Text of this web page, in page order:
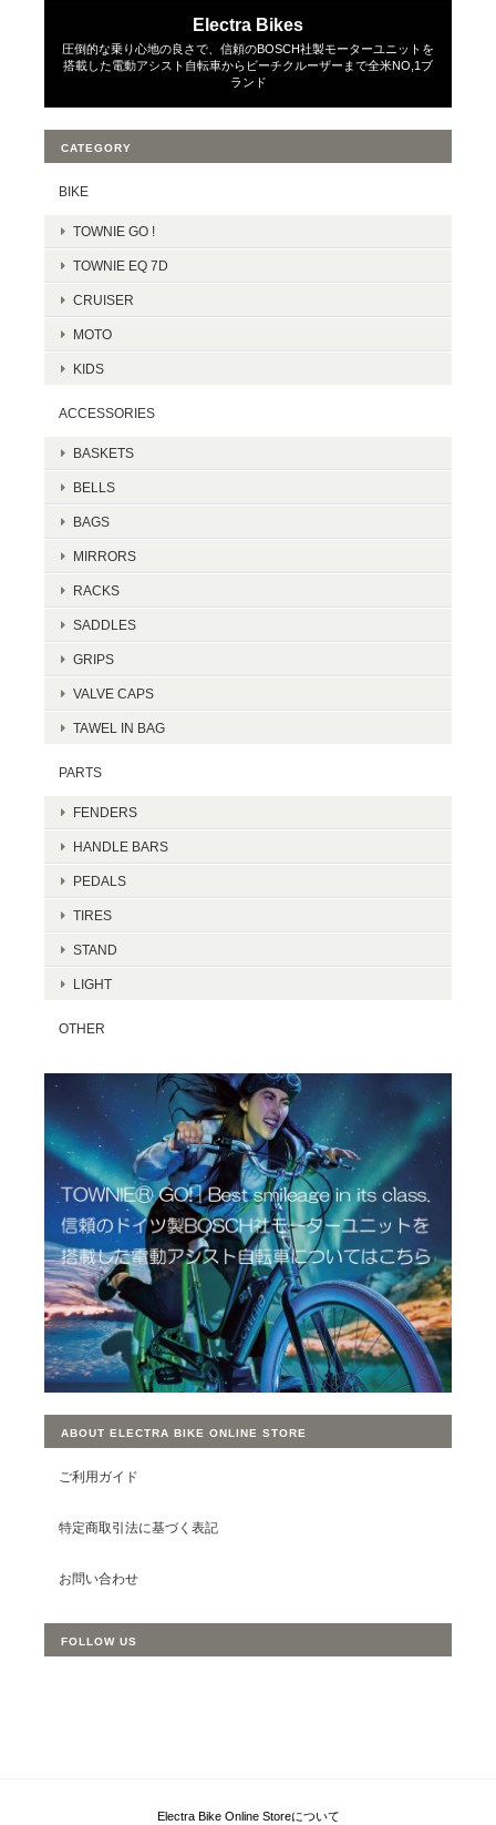
Electra Bikes
圧倒的な乗り心地の良さで、信頼のBOSCH社製モーターユニットを
搭載した電動アシスト自転車からビーチクルーザーまで全米NO,1ブ
ランド
CATEGORY
BIKE
TOWNIE GO !
TOWNIE EQ 7D
CRUISER
MOTO
KIDS
ACCESSORIES
BASKETS
BELLS
BAGS
MIRRORS
RACKS
SADDLES
GRIPS
VALVE CAPS
TAWEL IN BAG
PARTS
FENDERS
HANDLE BARS
PEDALS
TIRES
STAND
LIGHT
OTHER
ABOUT ELECTRA BIKE ONLINE STORE
ご利用ガイド
特定商取引法に基づく表記
お問い合わせ
FOLLOW US
Electra Bike Online Storeについて